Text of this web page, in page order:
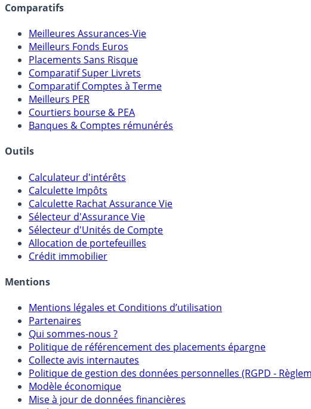
Comparatifs
Meilleures Assurances-Vie
Meilleurs Fonds Euros
Placements Sans Risque
Comparatif Super Livrets
Comparatif Comptes à Terme
Meilleurs PER
Courtiers bourse & PEA
Banques & Comptes rémunérés
Outils
Calculateur d'intérêts
Calculette Impôts
Calculette Rachat Assurance Vie
Sélecteur d'Assurance Vie
Sélecteur d'Unités de Compte
Allocation de portefeuilles
Crédit immobilier
Mentions
Mentions légales et Conditions d’utilisation
Partenaires
Qui sommes-nous ?
Politique de référencement des placements épargne
Collecte avis internautes
Politique de gestion des données personnelles (RGPD -
Modèle économique
Mise à jour de données financières